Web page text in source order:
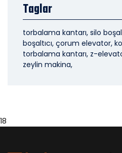
Taglar
torbalama kantarı, silo
boşaltıcı, çorum elevator,
torbalama kantarı, z-
zeylin makina,
18